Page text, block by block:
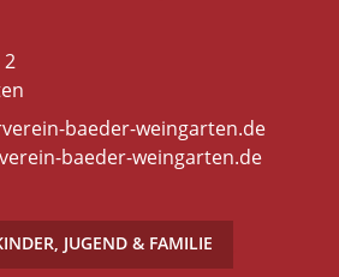
2
baeder-weingarten.de
baeder-weingarten.de
JUGEND & FAMILIE